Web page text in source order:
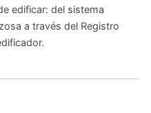
edificar: del sistema
a través del Registro